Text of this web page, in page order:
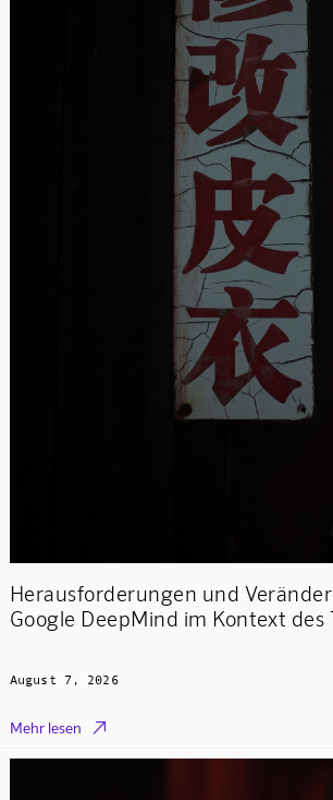
Herausforderungen und
Google DeepMind im Kontext des
August 7, 2026
Mehr lesen 